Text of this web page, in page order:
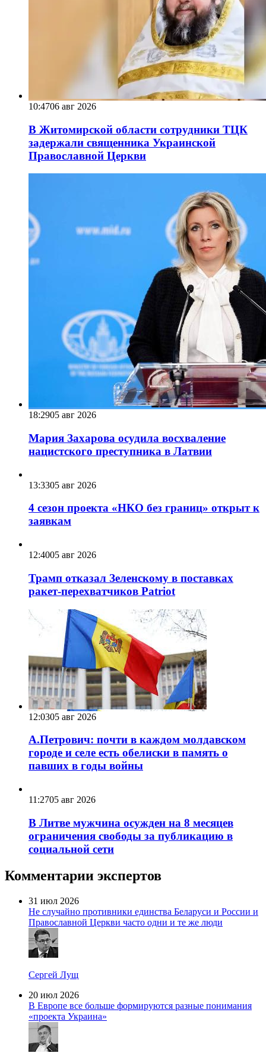
10:4706 авг 2026
В Житомирской области сотрудники ТЦК
задержали священника Украинской
Православной Церкви
18:2905 авг 2026
Мария Захарова осудила восхваление
нацистского преступника в Латвии
13:3305 авг 2026
4 сезон проекта «НКО без границ» открыт к
заявкам
12:4005 авг 2026
Трамп отказал Зеленскому в поставках
ракет-перехватчиков Patriot
12:0305 авг 2026
А.Петрович: почти в каждом молдавском
городе и селе есть обелиски в память о
павших в годы войны
11:2705 авг 2026
В Литве мужчина осужден на 8 месяцев
ограничения свободы за публикацию в
социальной сети
Комментарии экспертов
31 июл 2026
Не случайно противники единства Беларуси и России и
Православной Церкви часто одни и те же люди
Сергей Лущ
20 июл 2026
В Европе все больше формируются разные понимания
«проекта Украина»